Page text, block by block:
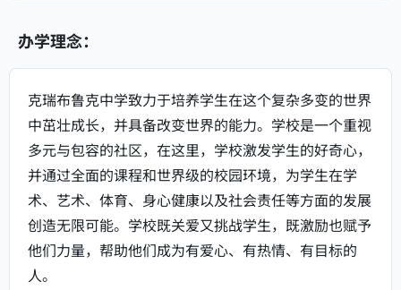
办学理念：
克瑞布鲁克中学致力于培养学生在这个复杂多变的世界
中茁壮成长，并具备改变世界的能力。学校是一个重视
多元与包容的社区，在这里，学校激发学生的好奇心，
并通过全面的课程和世界级的校园环境，为学生在学
术、艺术、体育、身心健康以及社会责任等方面的发展
创造无限可能。学校既关爱又挑战学生，既激励也赋予
他们力量，帮助他们成为有爱心、有热情、有目标的
人。